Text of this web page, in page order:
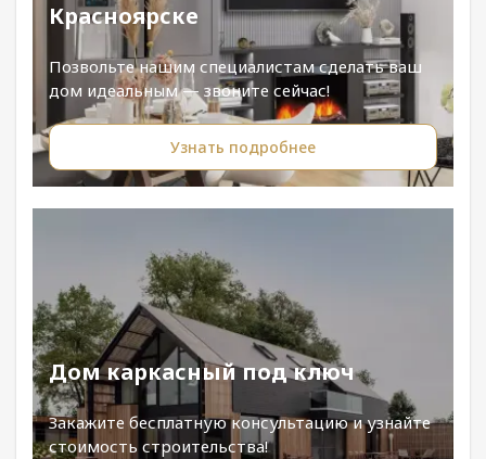
Красноярске
Позвольте нашим специалистам сделать ваш
дом идеальным — звоните сейчас!
Узнать подробнее
Дом каркасный под ключ
Закажите бесплатную консультацию и узнайте
стоимость строительства!